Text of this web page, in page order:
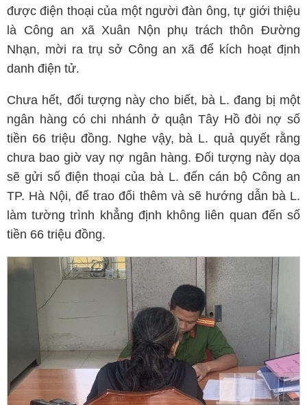
được điện thoại của một người đàn ông, tự giới thiệu
là Công an xã Xuân Nộn phụ trách thôn Đường
Nhạn, mời ra trụ sở Công an xã để kích hoạt định
danh điện tử.
Chưa hết, đối tượng này cho biết, bà L. đang bị một
ngân hàng có chi nhánh ở quận Tây Hồ đòi nợ số
tiền 66 triệu đồng. Nghe vậy, bà L. quả quyết rằng
chưa bao giờ vay nợ ngân hàng. Đối tượng này dọa
sẽ gửi số điện thoại của bà L. đến cán bộ Công an
TP. Hà Nội, để trao đổi thêm và sẽ hướng dẫn bà L.
làm tường trình khẳng định không liên quan đến số
tiền 66 triệu đồng.